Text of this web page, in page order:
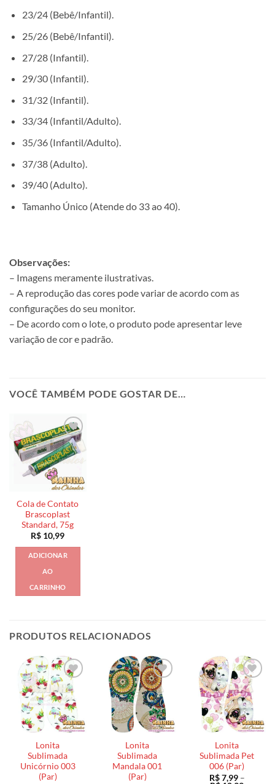
23/24 (Bebê/Infantil).
25/26 (Bebê/Infantil).
27/28 (Infantil).
29/30 (Infantil).
31/32 (Infantil).
33/34 (Infantil/Adulto).
35/36 (Infantil/Adulto).
37/38 (Adulto).
39/40 (Adulto).
Tamanho Único (Atende do 33 ao 40).
Observações:
– Imagens meramente ilustrativas.
– A reprodução das cores pode variar de acordo com as
configurações do seu monitor.
– De acordo com o lote, o produto pode apresentar leve
variação de cor e padrão.
VOCÊ TAMBÉM PODE GOSTAR DE…
Cola de Contato
Brascoplast
Standard, 75g
R$ 10,99
ADICIONAR
AO
CARRINHO
PRODUTOS RELACIONADOS
Lonita
Sublimada
Unicórnio 003
(Par)
Lonita
Sublimada
Mandala 001
(Par)
Lonita
Sublimada Pet
006 (Par)
R$7,99 –